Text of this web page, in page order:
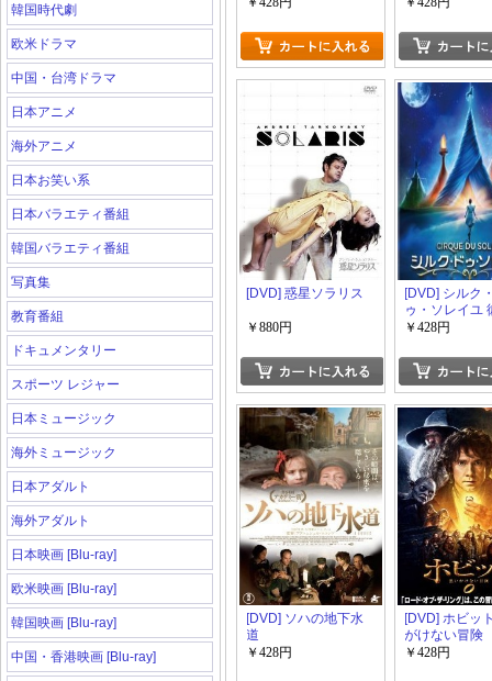
韓国時代劇
欧米ドラマ
中国・台湾ドラマ
日本アニメ
海外アニメ
日本お笑い系
日本バラエティ番組
韓国バラエティ番組
写真集
教育番組
ドキュメンタリー
スポーツ レジャー
日本ミュージック
海外ミュージック
日本アダルト
海外アダルト
日本映画 [Blu-ray]
欧米映画 [Blu-ray]
韓国映画 [Blu-ray]
中国・香港映画 [Blu-ray]
[DVD] 惑星ソラリス
￥880円
[DVD] シルク
ゥ・ソレイユ
らの物語
￥428円
[DVD] ソハの地下水
道
￥428円
[DVD] ホビッ
がけない冒険
￥428円